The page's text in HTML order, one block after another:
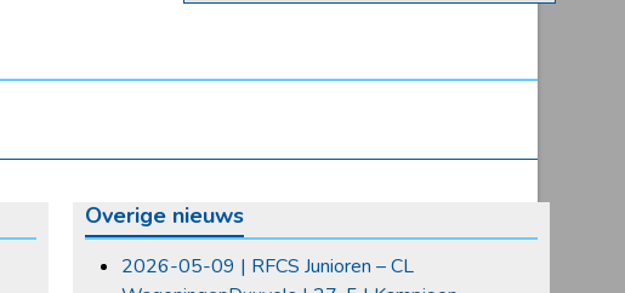
Overige nieuws
2026-05-09 | RFCS Junioren – CL